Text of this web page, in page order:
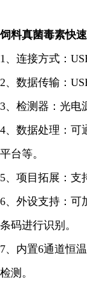
饲料真菌毒素快
1、连接方式：
2、数据传输：
3、检测器：光电
4、数据处理：可
平台等。
5、项目拓展：支
6、外设支持：可
条码进行识别。
7、内置6通道恒
检测。